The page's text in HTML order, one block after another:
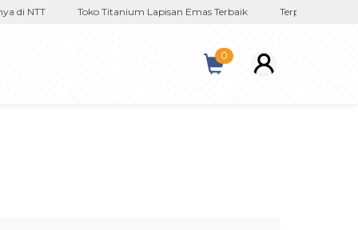
NTT Toko Titanium Lapisan Emas Terbaik Terpercaya Sejak
0